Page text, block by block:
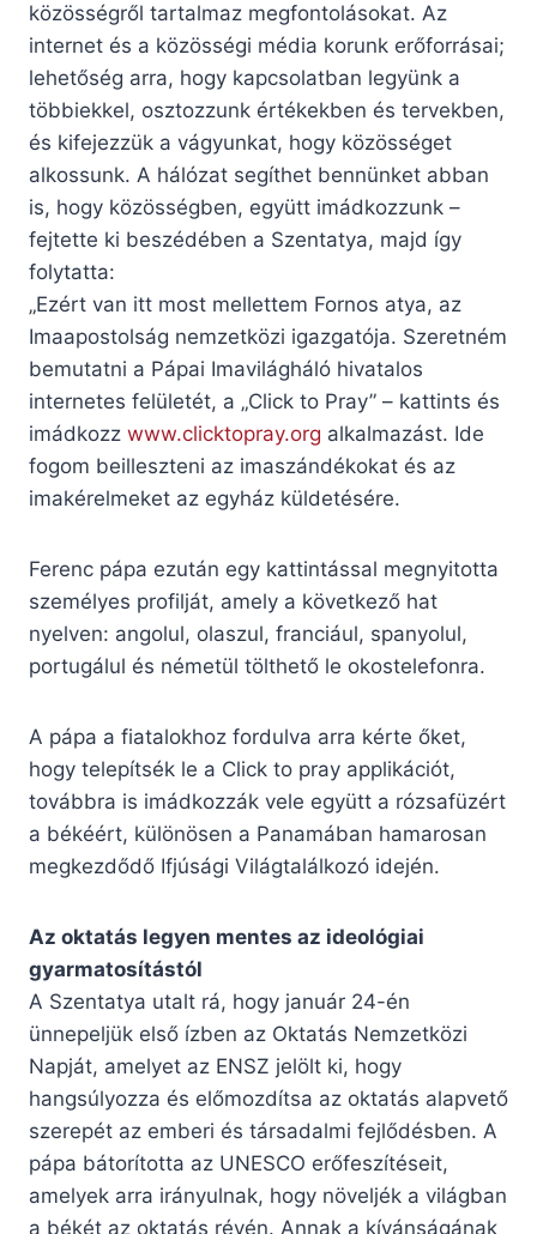
közösségről tartalmaz megfontolásokat. Az
internet és a közösségi média korunk erőforrásai;
lehetőség arra, hogy kapcsolatban legyünk a
többiekkel, osztozzunk értékekben és tervekben,
és kifejezzük a vágyunkat, hogy közösséget
alkossunk. A hálózat segíthet bennünket abban
is, hogy közösségben, együtt imádkozzunk –
fejtette ki beszédében a Szentatya, majd így
folytatta:
„Ezért van itt most mellettem Fornos atya, az
Imaapostolság nemzetközi igazgatója. Szeretném
bemutatni a Pápai Imavilágháló hivatalos
internetes felületét, a „Click to Pray” – kattints és
imádkozz www.clicktopray.org alkalmazást. Ide
fogom beilleszteni az imaszándékokat és az
imakérelmeket az egyház küldetésére.
Ferenc pápa ezután egy kattintással megnyitotta
személyes profilját, amely a következő hat
nyelven: angolul, olaszul, franciául, spanyolul,
portugálul és németül tölthető le okostelefonra.
A pápa a fiatalokhoz fordulva arra kérte őket,
hogy telepítsék le a Click to pray applikációt,
továbbra is imádkozzák vele együtt a rózsafüzért
a békéért, különösen a Panamában hamarosan
megkezdődő Ifjúsági Világtalálkozó idején.
Az oktatás legyen mentes az ideológiai
gyarmatosítástól
A Szentatya utalt rá, hogy január 24-én
ünnepeljük első ízben az Oktatás Nemzetközi
Napját, amelyet az ENSZ jelölt ki, hogy
hangsúlyozza és előmozdítsa az oktatás alapvető
szerepét az emberi és társadalmi fejlődésben. A
pápa bátorította az UNESCO erőfeszítéseit,
amelyek arra irányulnak, hogy növeljék a világban
a békét az oktatás révén. Annak a kívánságának